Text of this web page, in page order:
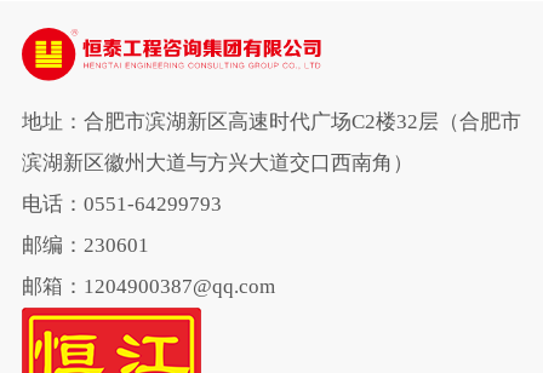
地址：合肥市滨湖新区高速时代广场C2楼32层（合肥市
滨湖新区徽州大道与方兴大道交口西南角）
电话：0551-64299793
邮编：230601
邮箱：1204900387@qq.com